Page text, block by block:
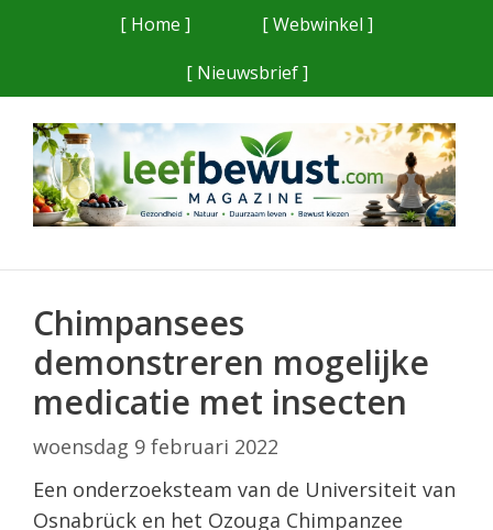
[ Home ]
[ Webwinkel ]
[ Nieuwsbrief ]
Chimpansees
demonstreren mogelijke
medicatie met insecten
woensdag 9 februari 2022
Een onderzoeksteam van de Universiteit van
Osnabrück en het Ozouga Chimpanzee